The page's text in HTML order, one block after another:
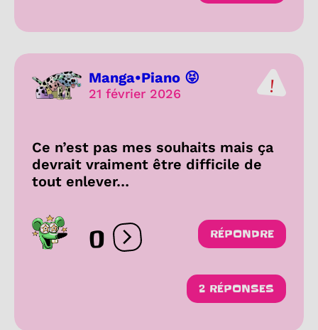
Manga•Piano 😝
21 février 2026
Ce n’est pas mes souhaits mais ça
devrait vraiment être difficile de
tout enlever…
0 Ouvrir les réactions
RÉPONDRE
2 RÉPONSES